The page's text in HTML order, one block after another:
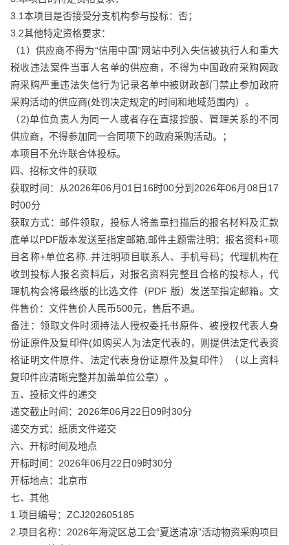
3.1本项目是否接受分支机构参与投标：否；
3.2其他特定资格要求：
（1）供应商不得为“信用中国”网站中列入失信被执行人和重大
税收违法案件当事人名单的供应商，不得为中国政府采购网政
府采购严重违法失信行为记录名单中被财政部门禁止参加政府
采购活动的供应商(处罚决定规定的时间和地域范围内）。
（2)单位负责人为同一人或者存在直接控股、管理关系的不同
供应商，不得参加同一合同项下的政府采购活动。；
本项目不允许联合体投标。
四、招标文件的获取
获取时间：从2026年06月01日16时00分到2026年06月08日17
时00分
获取方式：邮件领取，投标人将盖章扫描后的报名材料及汇款
底单以PDF版本发送至指定邮箱,邮件主题需注明：报名资料+项
目名称+单位名称, 并注明项目联系人、手机号码；代理机构在
收到投标人报名资料后，对报名资料完整且合格的投标人，代
理机构会将最终版的比选文件（PDF 版）发送至指定邮箱。文
件售价：文件售价人民币500元，售后不退。
备注：领取文件时须持法人授权委托书原件、被授权代表人身
份证原件及复印件(如购买人为法定代表的，则提供法定代表资
格证明文件原件、法定代表身份证原件及复印件）（以上资料
复印件应清晰完整并加盖单位公章）。
五、投标文件的递交
递交截止时间：2026年06月22日09时30分
递交方式：纸质文件递交
六、开标时间及地点
开标时间：2026年06月22日09时30分
开标地点：北京市
七、其他
1.项目编号：ZCJ202605185
2.项目名称：2026年海淀区总工会“夏送清凉”活动物资采购项目